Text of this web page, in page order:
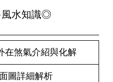
水知識◎
在煞氣介紹與化解
圖詳細解析